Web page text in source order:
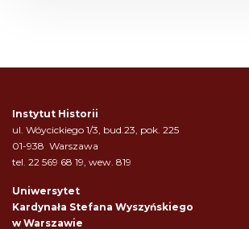
Instytut Historii
ul. Wóycickiego 1/3, bud.23, pok. 225
01-938 Warszawa
tel. 22 569 68 19, wew. 819
Uniwersytet
Kardynała Stefana Wyszyńskiego
w Warszawie